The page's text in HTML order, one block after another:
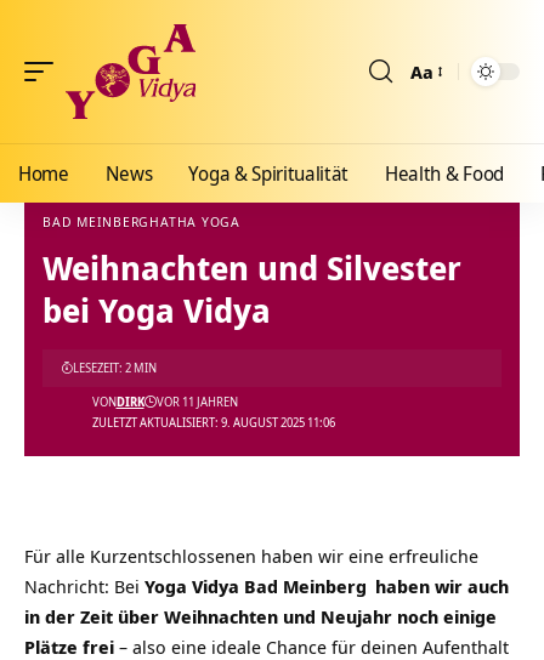
Aa
Home News Yoga & Spiritualität Health & Food
Yoga Vidya Blog - Yoga, Meditation und Ayurveda>Blog >News>Ashrams
BAD MEINBERG HATHA YOGA
Weihnachten und Silvester
bei Yoga Vidya
ZULETZT AKTUALISIERT: 9. AUGUST 2025 11:06
VONDIRK VOR 11 JAHREN
LESEZEIT: 2 MIN
Für alle Kurzentschlossenen haben wir eine erfreuliche
Nachricht: Bei Yoga Vidya Bad Meinberg haben wir auch
in der Zeit über Weihnachten und Neujahr noch einige
Plätze frei – also eine ideale Chance für deinen Aufenthalt